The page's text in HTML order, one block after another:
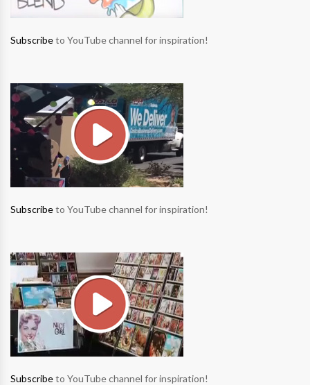
Subscribeto YouTube channel for inspiration!
Subscribeto YouTube channel for inspiration!
Subscribeto YouTube channel for inspiration!